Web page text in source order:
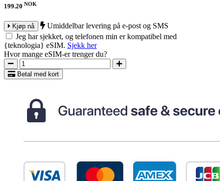
199.20 NOK
Kjøp nå
Umiddelbar levering på e-post og SMS
Jeg har sjekket, og telefonen min er kompatibel med
{teknologia} eSIM. Sjekk her
Hvor mange eSIM-er trenger du?
Betal med kort